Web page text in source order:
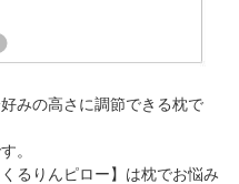
みの高さに調節できる枕で
。
るりんピロー】は枕でお悩み